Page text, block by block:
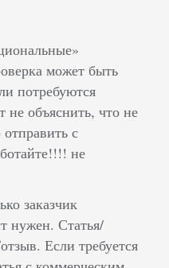
может быть
потребуются
не объяснить, что не
отправить с
не
заказчик
нужен. Статья/
Если требуется